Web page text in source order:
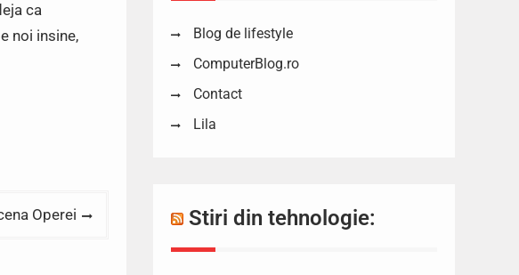
ca
noi insine,
Operei
Blog de lifestyle
ComputerBlog.ro
Contact
Lila
Stiri din tehnologie: